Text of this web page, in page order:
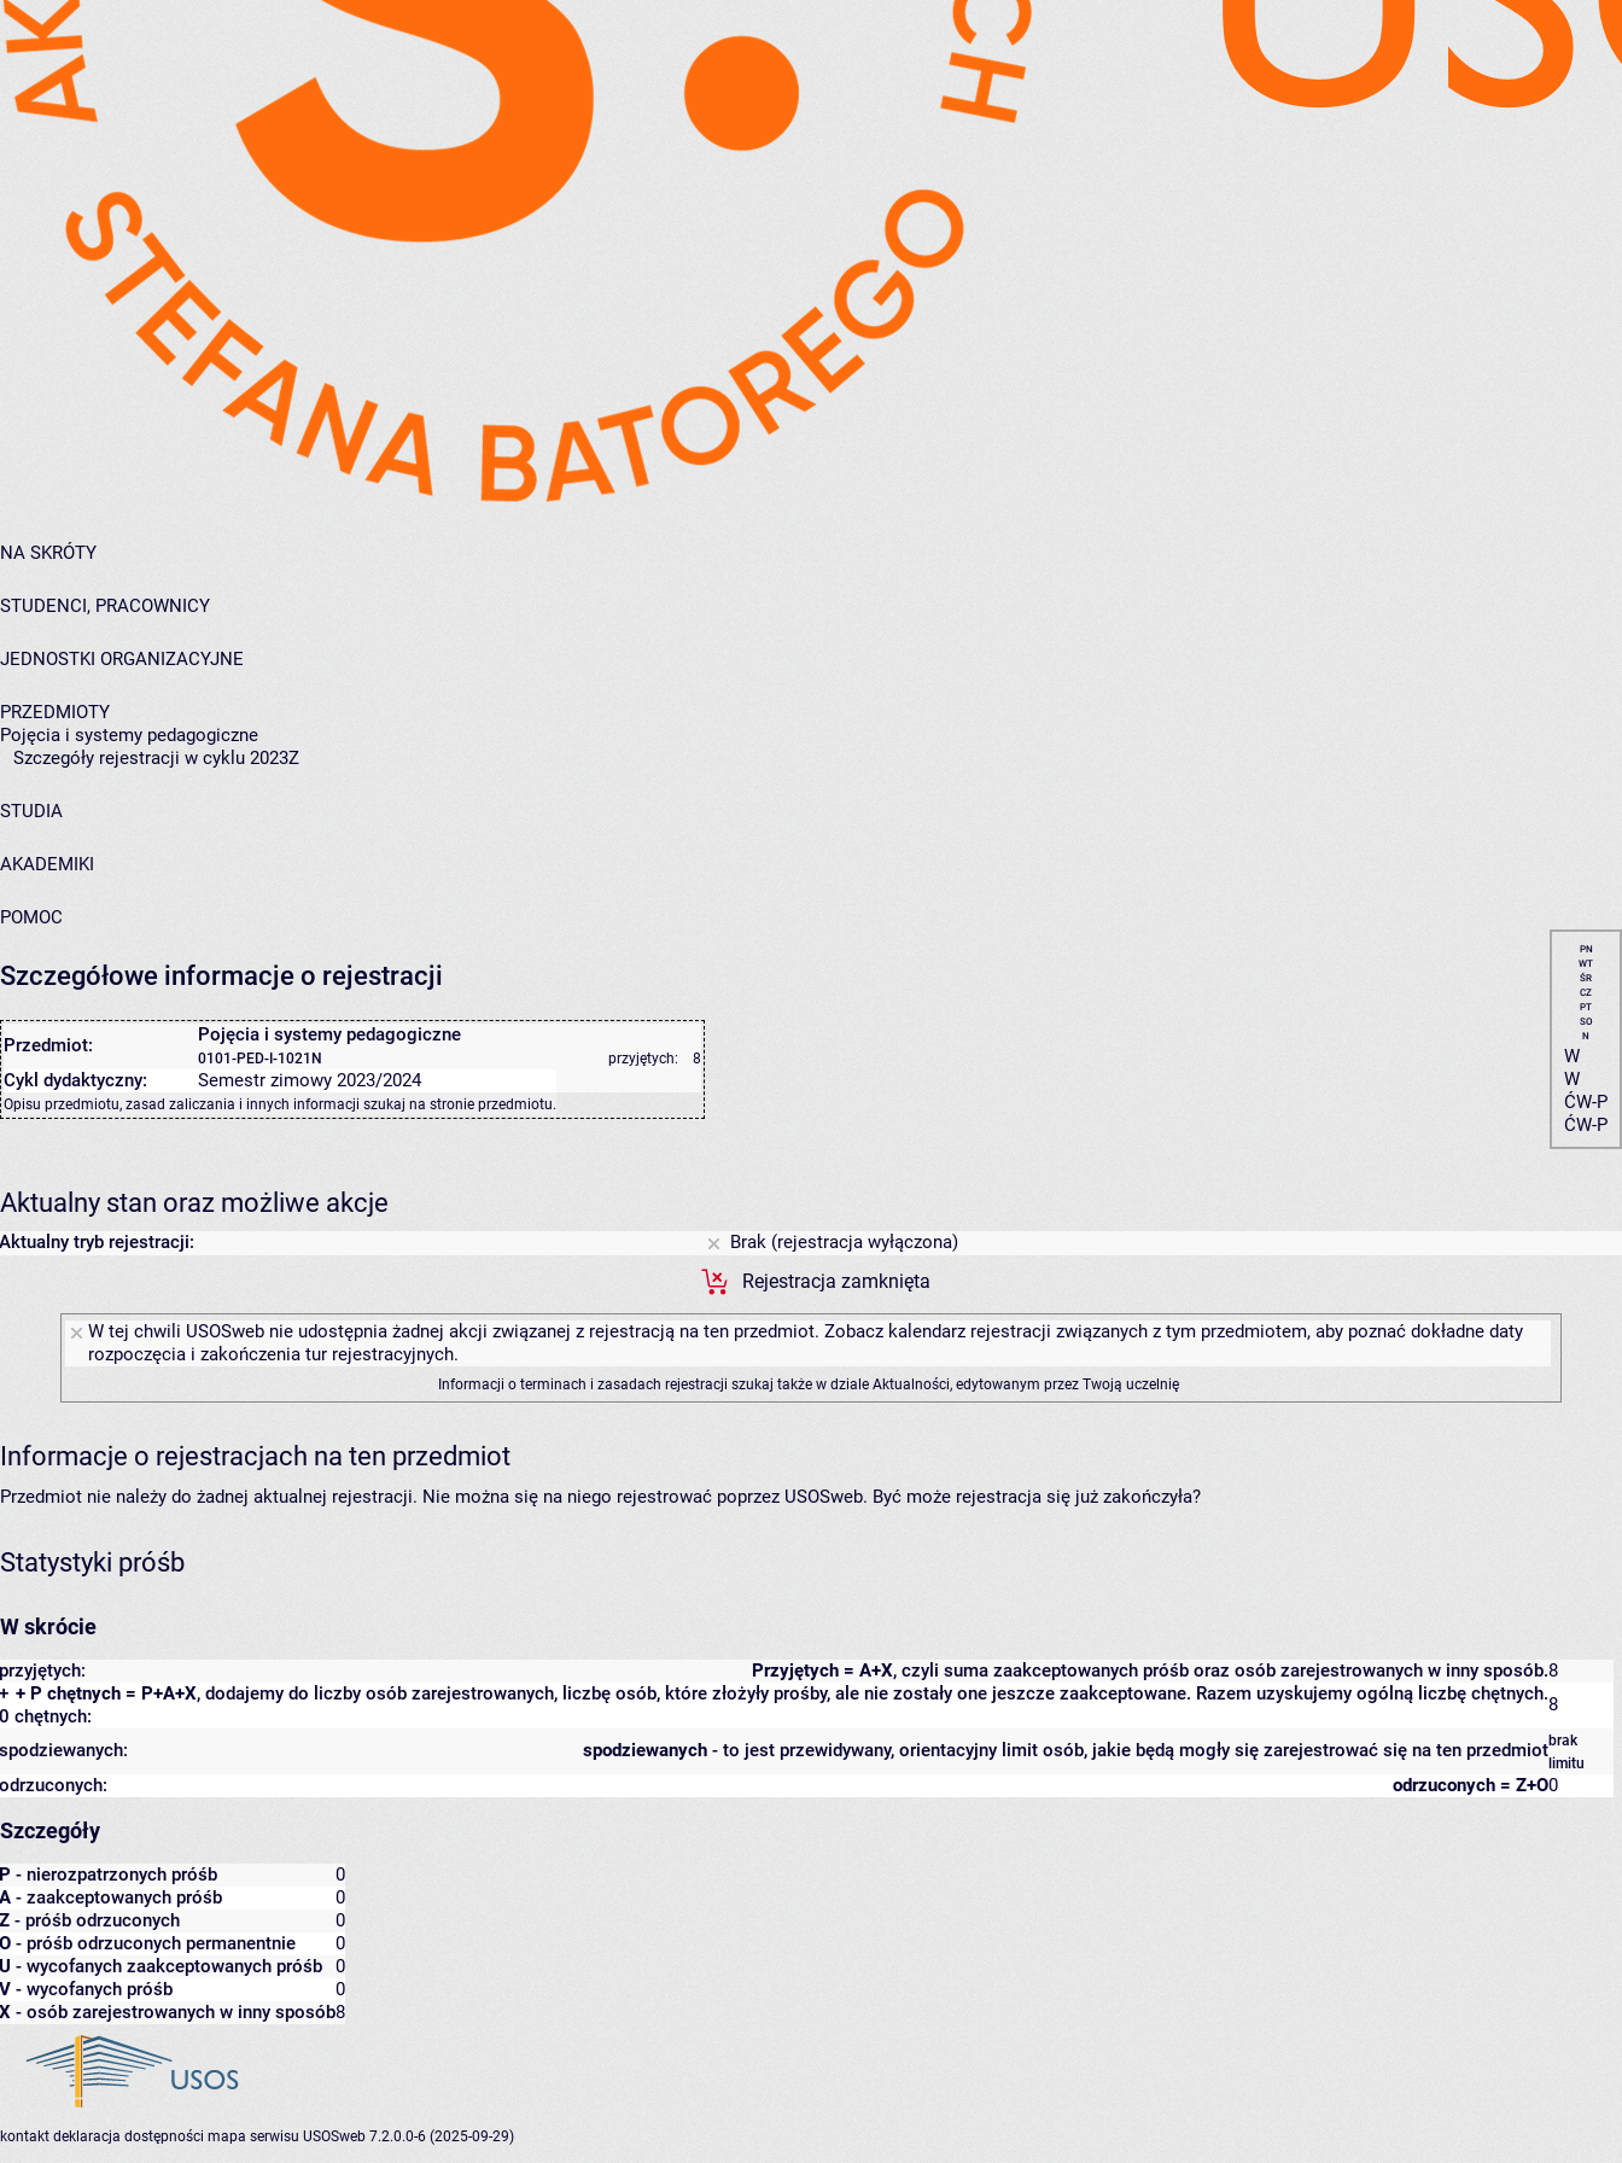
NA SKRÓTY
STUDENCI, PRACOWNICY
JEDNOSTKI ORGANIZACYJNE
PRZEDMIOTY
Pojęcia i systemy pedagogiczne
Szczegóły rejestracji w cyklu 2023Z
STUDIA
AKADEMIKI
POMOC
Szczegółowe informacje o rejestracji
Przedmiot: Pojęcia i systemy pedagogiczne
0101-PED-I-1021N przyjętych: 8
Cykl dydaktyczny: Semestr zimowy 2023/2024
Opisu przedmiotu, zasad zaliczania i innych informacji szukaj na stronie przedmiotu.
PN
WT
ŚR
CZ
PT
SO
N
W
W
ĆW-P
ĆW-P
Aktualny stan oraz możliwe akcje
Aktualny tryb rejestracji:
Brak (rejestracja wyłączona)
Rejestracja zamknięta
W tej chwili USOSweb nie udostępnia żadnej akcji związanej z rejestracją na ten przedmiot. Zobacz kalendarz rejestracji związanych z tym przedmiotem, aby poznać dokładne daty
rozpoczęcia i zakończenia tur rejestracyjnych.
Informacji o terminach i zasadach rejestracji szukaj także w dziale Aktualności, edytowanym przez Twoją uczelnię
Informacje o rejestracjach na ten przedmiot
Przedmiot nie należy do żadnej aktualnej rejestracji. Nie można się na niego rejestrować poprzez USOSweb. Być może rejestracja się już zakończyła?
Statystyki próśb
W skrócie
Przyjętych = A+X, czyli suma zaakceptowanych próśb oraz osób zarejestrowanych w inny sposób.
przyjętych:
8
+ P chętnych = P+A+X, dodajemy do liczby osób zarejestrowanych, liczbę osób, które złożyły prośby, ale nie zostały one jeszcze zaakceptowane. Razem uzyskujemy ogólną liczbę chętnych.
+
0 chętnych:
8
spodziewanych - to jest przewidywany, orientacyjny limit osób, jakie będą mogły się zarejestrować się na ten przedmiot
spodziewanych:
brak
limitu
odrzuconych = Z+O
odrzuconych: 0
Szczegóły
P - nierozpatrzonych próśb
0
A - zaakceptowanych próśb
0
Z - próśb odrzuconych
0
O - próśb odrzuconych permanentnie
0
U - wycofanych zaakceptowanych próśb
0
V - wycofanych próśb
0
X - osób zarejestrowanych w inny sposób8
kontakt deklaracja dostępności mapa serwisu USOSweb 7.2.0.0-6 (2025-09-29)